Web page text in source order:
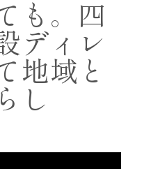
も。四
ディレ
地域と
し